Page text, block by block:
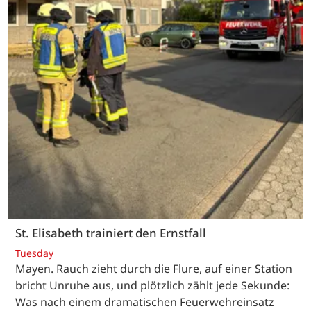
St. Elisabeth trainiert den Ernstfall
Tuesday
Mayen. Rauch zieht durch die Flure, auf einer Station
bricht Unruhe aus, und plötzlich zählt jede Sekunde:
Was nach einem dramatischen Feuerwehreinsatz